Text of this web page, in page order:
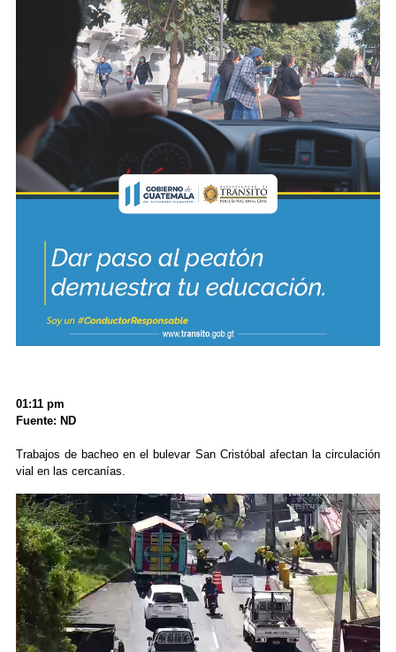
01:11 pm
Fuente: ND
Trabajos de bacheo en el bulevar San Cristóbal afectan la circulación
vial en las cercanías.